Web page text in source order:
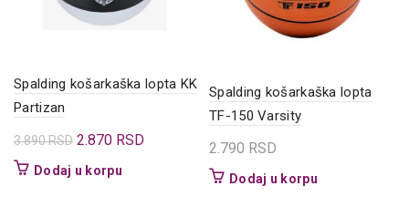
stranici
Spalding košarkaška lopta KK
Partizan
3.890RSD Originalna
cena
2.870 RSDTrenutna
Dodaj u korpu
Spalding košarkaška lopta
TF-150 Varsity
2.790 RSD
Dodaj u korpu